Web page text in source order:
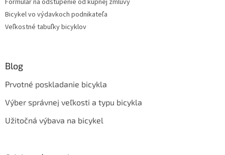
Formulár na odstúpenie od kúpnej zmluvy
Bicykel vo výdavkoch podnikateľa
Veľkostné tabuľky bicyklov
Blog
Prvotné poskladanie bicykla
Výber správnej veľkosti a typu bicykla
Užitočná výbava na bicykel